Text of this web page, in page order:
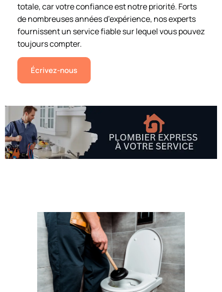
totale, car votre confiance est notre priorité. Forts
de nombreuses années d’expérience, nos experts
fournissent un service fiable sur lequel vous pouvez
toujours compter.
Écrivez-nous